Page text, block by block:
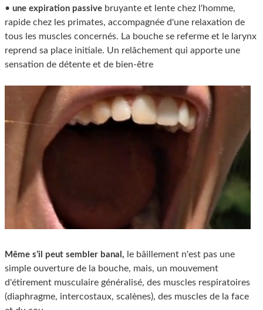
• une expiration passive bruyante et lente chez l'homme,
rapide chez les primates, accompagnée d'une relaxation de
tous les muscles concernés. La bouche se referme et le larynx
reprend sa place initiale. Un relâchement qui apporte une
sensation de détente et de bien-être
Même s’il peut sembler banal, le bâillement n'est pas une
simple ouverture de la bouche, mais, un mouvement
d'étirement musculaire généralisé, des muscles respiratoires
(diaphragme, intercostaux, scalènes), des muscles de la face